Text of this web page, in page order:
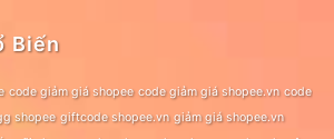
Biến
code giảm giá shopee code giảm giá shopee.vn code
shopee giftcode shopee.vn giảm giá shopee.vn